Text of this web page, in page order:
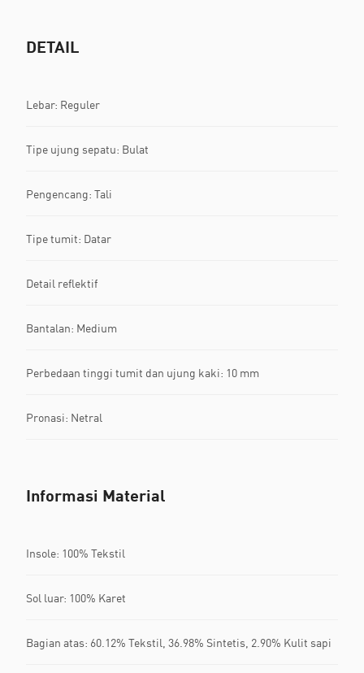
DETAIL
Lebar: Reguler
Tipe ujung sepatu: Bulat
Pengencang: Tali
Tipe tumit: Datar
Detail reflektif
Bantalan: Medium
Perbedaan tinggi tumit dan ujung kaki: 10 mm
Pronasi: Netral
Informasi Material
Insole: 100% Tekstil
Sol luar: 100% Karet
Bagian atas: 60.12% Tekstil, 36.98% Sintetis, 2.90% Kulit sapi